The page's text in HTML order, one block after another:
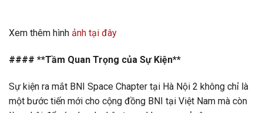
Xem thêm hình ảnh tại đây
#### **Tầm Quan Trọng của Sự Kiện**
Sự kiện ra mắt BNI Space Chapter tại Hà Nội 2 không chỉ là
một bước tiến mới cho cộng đồng BNI tại Việt Nam mà còn